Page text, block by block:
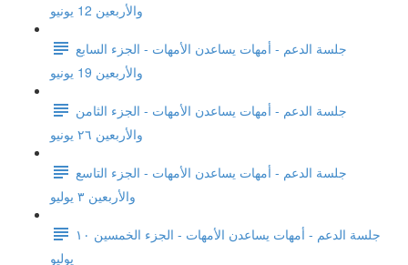
والأربعين 12 يونيو
جلسة الدعم - أمهات يساعدن الأمهات - الجزء السابع
والأربعين 19 يونيو
جلسة الدعم - أمهات يساعدن الأمهات - الجزء الثامن
والأربعين ٢٦ يونيو
جلسة الدعم - أمهات يساعدن الأمهات - الجزء التاسع
والأربعين ٣ يوليو
جلسة الدعم - أمهات يساعدن الأمهات - الجزء الخمسين ١٠
يوليو